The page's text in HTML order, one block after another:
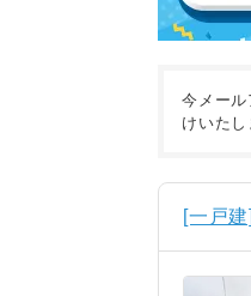
今メー
けいたし
[一戸